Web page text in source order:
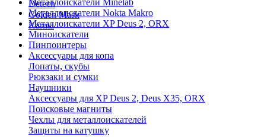
Detech
Golden Mask
Karma
Металлоискатели Minelab
Металлоискатели Nokta Makro
Металлоискатели XP Deus 2, ORX
Миноискатели
Пинпоинтеры
Аксессуары для копа
Лопаты, скубы
Рюкзаки и сумки
Наушники
Аксессуары для XP Deus 2, Deus X35, ORX
Поисковые магниты
Чехлы для металлоискателей
Защиты на катушку